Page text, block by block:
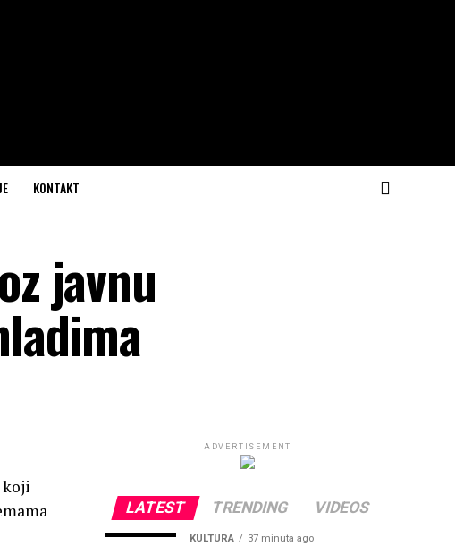
KONTAKT
javnu
koji
ADVERTISEMENT
LATEST TRENDING VIDEOS
KULTURA 37 minuta ago